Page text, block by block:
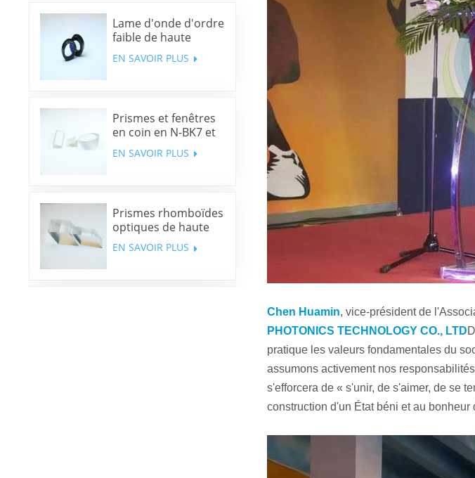
Lame d'onde d'ordre
faible de haute
précision
EN SAVOIR PLUS
Prismes et fenêtres
en coin en N-BK7 et
silice fondue
EN SAVOIR PLUS
Prismes rhomboïdes
optiques de haute
précision
EN SAVOIR PLUS
Chen Huamin, vice-président de
PHOTONICS TECHNOLOGY CO., LTD
pratique les valeurs fondamentales du
assumons activement nos
s'efforcera de « s'unir, de s'aimer, de se
construction d'un État béni et au bonheur